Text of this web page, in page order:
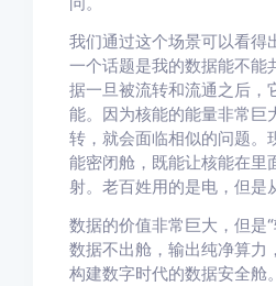
我们通过这个场景可以看得
一个话题是我的数据能不能
据一旦被流转和流通之后，
能。因为核能的能量非常巨
转，就会面临相似的问题。
能密闭舱，既能让核能在里
射。老百姓用的是电，但是
数据的价值非常巨大，但是
数据不出舱，输出纯净算力
构建数字时代的数据安全舱。